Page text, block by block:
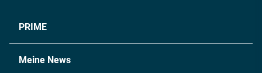
PRIME
Meine News